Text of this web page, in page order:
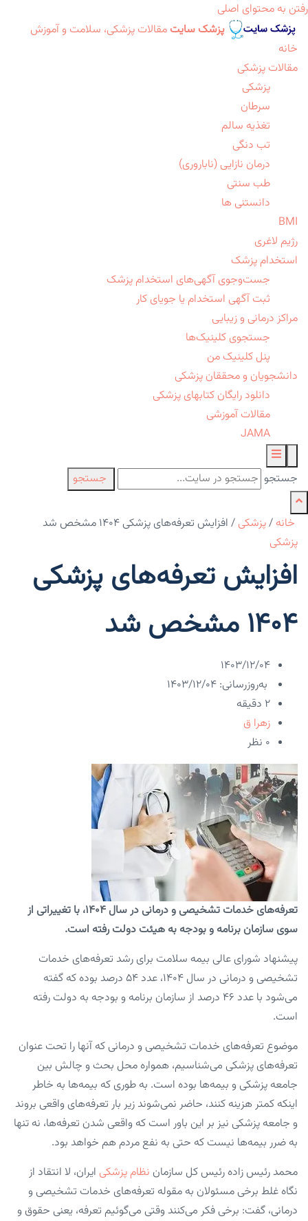
رفتن به محتوای اصلی
پزشک سایت مقالات پزشکی، سلامت و آموزش
خانه
مقالات پزشکی
پزشکی
سرطان
تغذیه سالم
تب دنگی
درمان نازایی (ناباروری)
طب سنتی
دانستنی ها
BMI
رژیم لاغری
استخدام پزشک
جست‌وجوی آگهی‌های استخدام پزشک
ثبت آگهی استخدام یا جویای کار
مراکز درمانی و زیبایی
جستجوی کلینیک‌ها
پنل کلینیک من
دانشجویان و محققان پزشکی
دانلود رایگان کتابهای پزشکی
مقالات آموزشی
JAMA
جستجو جستجو
خانه /پزشکی / افزایش تعرفه‌های پزشکی ۱۴۰۴ مشخص شد
پزشکی
افزایش تعرفه‌های پزشکی
۱۴۰۴ مشخص شد
۱۴۰۳/۱۲/۰۴
به‌روزرسانی: ۱۴۰۳/۱۲/۰۴
2 دقیقه
زهرا ق
۰ نظر
تعرفه‌های خدمات تشخیصی و درمانی در سال ۱۴۰۴، با تغییراتی از
سوی سازمان برنامه و بودجه به هیئت دولت رفته است.
پیشنهاد شورای عالی بیمه سلامت برای رشد تعرفه‌های خدمات
تشخیصی و درمانی در سال ۱۴۰۴، عدد ۵۴ درصد بوده که گفته
می‌شود با عدد ۴۶ درصد از سازمان برنامه و بودجه به دولت رفته
است.
موضوع تعرفه‌های خدمات تشخیصی و درمانی که آنها را تحت عنوان
تعرفه‌های پزشکی می‌شناسیم، همواره محل بحث و چالش بین
جامعه پزشکی و بیمه‌ها بوده است. به طوری که بیمه‌ها به خاطر
اینکه کمتر هزینه کنند، حاضر نمی‌شوند زیر بار تعرفه‌های واقعی بروند
و جامعه پزشکی نیز بر این باور است که واقعی شدن تعرفه‌ها، نه تنها
به ضرر بیمه‌ها نیست که حتی به نفع مردم هم خواهد بود.
محمد رئیس زاده رئیس کل سازمان نظام پزشکی ایران، لا انتقاد از
نگاه غلط برخی مسئولان به مقوله تعرفه‌های خدمات تشخیصی و
درمانی، گفت: برخی فکر می‌کنند وقتی می‌گوئیم تعرفه، یعنی حقوق و